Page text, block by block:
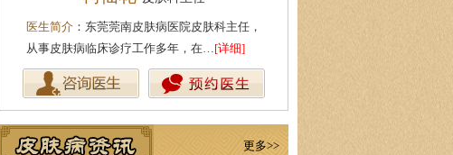
医生简介 ：从事皮肤病临床工作近十年，始终
坚持中医理论与实践相结合治疗皮…[详细]
更多>>